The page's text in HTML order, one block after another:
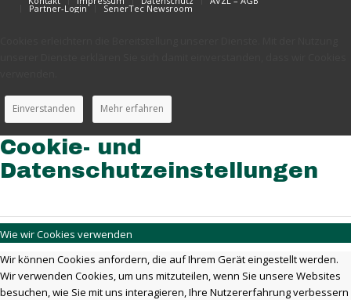
Partner-Login SenerTec Newsroom
Einverstanden Mehr erfahren
Cookie- und
Datenschutzeinstellungen
Wie wir Cookies verwenden
Wir können Cookies anfordern, die auf Ihrem Gerät eingestellt werden.
Wir verwenden Cookies, um uns mitzuteilen, wenn Sie unsere Websites
besuchen, wie Sie mit uns interagieren, Ihre Nutzererfahrung verbessern